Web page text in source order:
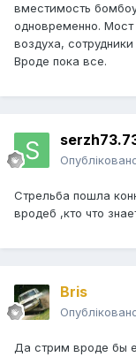
вместимость
одновременно. Мост
воздуха,
Вроде пока все.
Стрельба пошла
вродеб ,кто что
Bris
Да стрим вроде бы